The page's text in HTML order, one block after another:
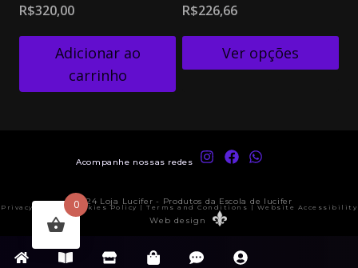
R$320,00
Adicionar ao
carrinho
R$226,66
Ver opções
Acompanhe nossas redes
© 2024 Loja Lucifer - Produtos da Escola de lucifer
Privacy Policy | Cookies Policy | Terms and Conditions | Website Accessibility
Web design
0